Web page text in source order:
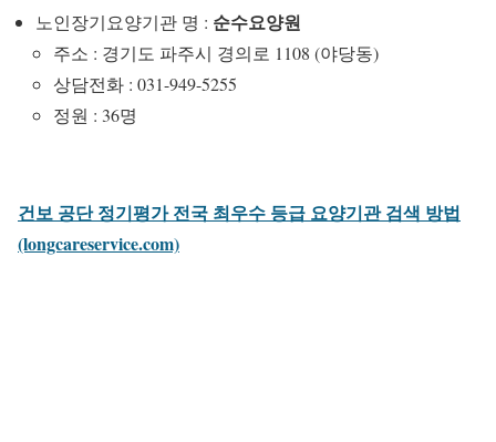
노인장기요양기관 명 : 순수요양원
주소 : 경기도 파주시 경의로 1108 (야당동)
상담전화 : 031-949-5255
정원 : 36명
건보 공단 정기평가 전국 최우수 등급 요양기관 검색 방법
(longcareservice.com)